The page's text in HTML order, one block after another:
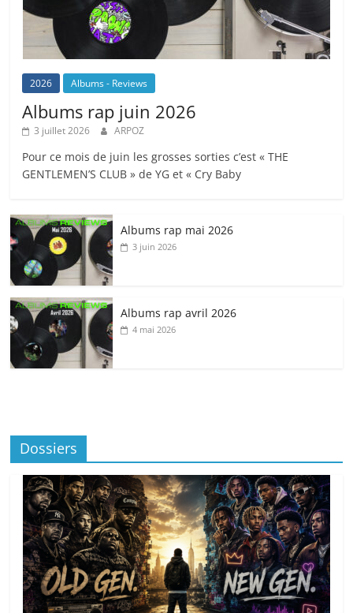
2026 Albums - Reviews
Albums rap juin 2026
3 juillet 2026 ARPOZ
Pour ce mois de juin les grosses sorties c’est « THE
GENTLEMEN’S CLUB » de YG et « Cry Baby
Albums rap mai 2026
3 juin 2026
Albums rap avril 2026
4 mai 2026
Dossiers